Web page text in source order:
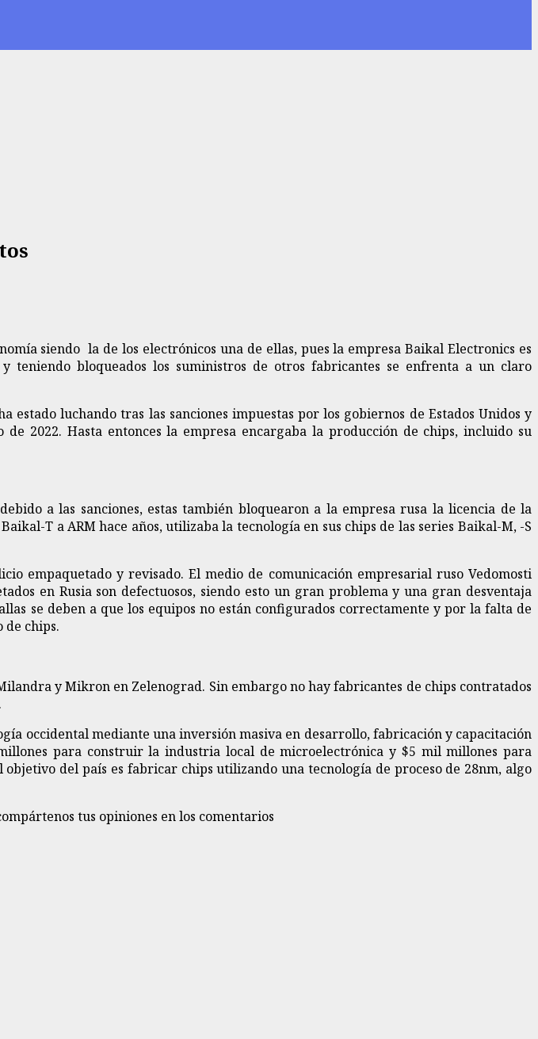
siendo la de los electrónicos una de ellas, pues la empresa Baikal Electronics es
teniendo bloqueados los suministros de otros fabricantes se enfrenta a un claro
luchando tras las sanciones impuestas por los gobiernos de Estados Unidos y
2022. Hasta entonces la empresa encargaba la producción de chips, incluido su
a las sanciones, estas también bloquearon a la empresa rusa la licencia de la
T a ARM hace años, utilizaba la tecnología en sus chips de las series Baikal-M, -S
empaquetado y revisado. El medio de comunicación empresarial ruso Vedomosti
en Rusia son defectuosos, siendo esto un gran problema y una gran desventaja
se deben a que los equipos no están configurados correctamente y por la falta de
de chips.
y Mikron en Zelenograd. Sin embargo no hay fabricantes de chips contratados
occidental mediante una inversión masiva en desarrollo, fabricación y capacitación
para construir la industria local de microelectrónica y $5 mil millones para
del país es fabricar chips utilizando una tecnología de proceso de 28nm, algo
tus opiniones en los comentarios